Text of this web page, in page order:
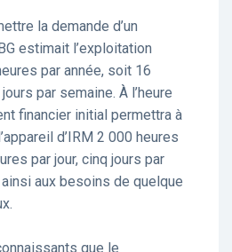
la demande d’un
estimait l’exploitation
par année, soit 16
par semaine. À l’heure
financier initial permettra à
d’IRM 2 000 heures
par jour, cinq jours par
aux besoins de quelque
que le